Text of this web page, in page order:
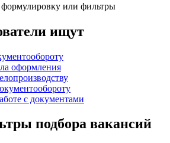
или фильтры
ищут
оформления
с документами
подбора вакансий